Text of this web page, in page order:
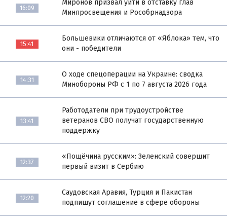
16:09
Миронов призвал уйти в отставку глав
Минпросвещения и Рособрнадзора
15:41
Большевики отличаются от «Яблока» тем, что
они - победители
14:31
О ходе спецоперации на Украине: сводка
Минобороны РФ с 1 по 7 августа 2026 года
13:41
Работодатели при трудоустройстве
ветеранов СВО получат государственную
поддержку
12:37
«Пощёчина русским»: Зеленский совершит
первый визит в Сербию
12:20
Саудовская Аравия, Турция и Пакистан
подпишут соглашение в сфере обороны